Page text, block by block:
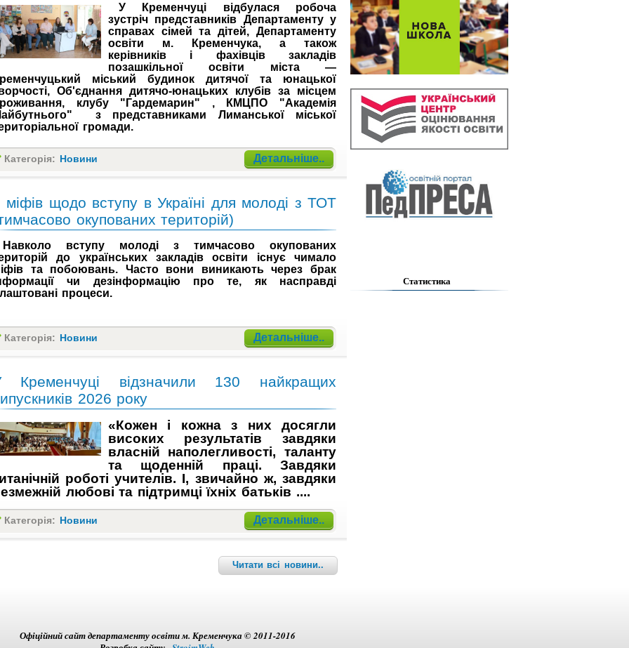
У Кременчуці відбулася робоча
зустріч представників Департаменту у
справах сімей та дітей, Департаменту
освіти м. Кременчука, а також
керівників і фахівців закладів
позашкільної освіти міста —
міський будинок дитячої та юнацької
Об'єднання дитячо-юнацьких клубів за місцем
клубу "Гардемарин" , КМЦПО "Академія
з представниками Лиманської міської
громади.
Категорія: Новини Детальніше..
міфів щодо вступу в Україні для молоді з ТОТ
окупованих територій)
Навколо вступу молоді з тимчасово окупованих
до українських закладів освіти існує чимало
та побоювань. Часто вони виникають через брак
чи дезінформацію про те, як насправді
процеси.
Категорія: Новини Детальніше..
Кременчуці відзначили 130 найкращих
2026 року
«Кожен і кожна з них досягли
високих результатів завдяки
власній наполегливості, таланту
та щоденній праці. Завдяки
роботі учителів. І, звичайно ж, завдяки
любові та підтримці їхніх батьків ....
Категорія: Новини Детальніше..
Читати всі новини..
Статистика
Офіційний сайт департаменту освіти м. Кременчука © 2011-2016